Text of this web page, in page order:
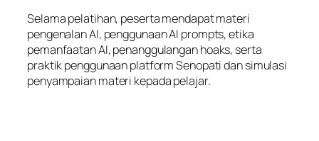
Selama pelatihan, peserta mendapat materi
pengenalan AI, penggunaan AI prompts, etika
pemanfaatan AI, penanggulangan hoaks, serta
praktik penggunaan platform Senopati dan simulasi
penyampaian materi kepada pelajar.